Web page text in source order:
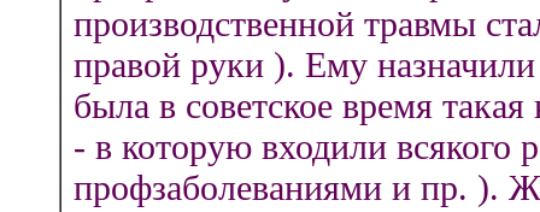
производственной травмы
правой руки ). Ему
была в советское время
- в которую входили всякого
профзаболеваниями и пр. ).